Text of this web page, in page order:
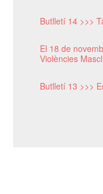
Butlletí 14 >>>
El 18 de
Violències
Butlletí 13 >>>